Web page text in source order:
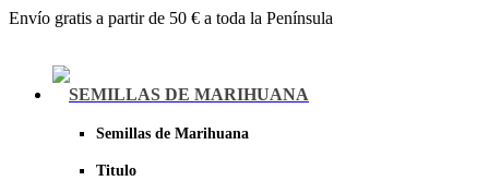
Envío gratis a partir de 50 € a toda la Península
SEMILLAS DE MARIHUANA
Semillas de Marihuana
Titulo